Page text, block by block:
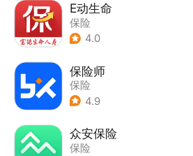
E动生命
保险
4.0
保险师
保险
4.9
众安保险
保险